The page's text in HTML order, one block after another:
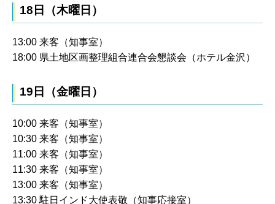
18日（木曜日）
13:00 来客（知事室）
18:00 県土地区画整理組合連合会懇談会（ホテル金沢）
19日（金曜日）
10:00 来客（知事室）
10:30 来客（知事室）
11:00 来客（知事室）
11:30 来客（知事室）
13:00 来客（知事室）
13:30 駐日インド大使表敬（知事応接室）